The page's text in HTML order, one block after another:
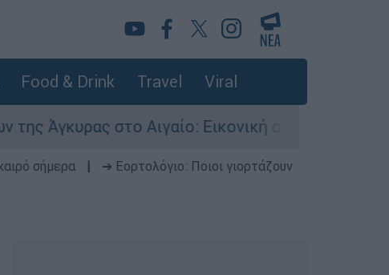
Food & Drink Travel Viral
στο Αιγαίο: Εικονική αερομαχία ανάμεσα σε
σήμερα
➔ Εορτολόγιο: Ποιοι γιορτάζουν